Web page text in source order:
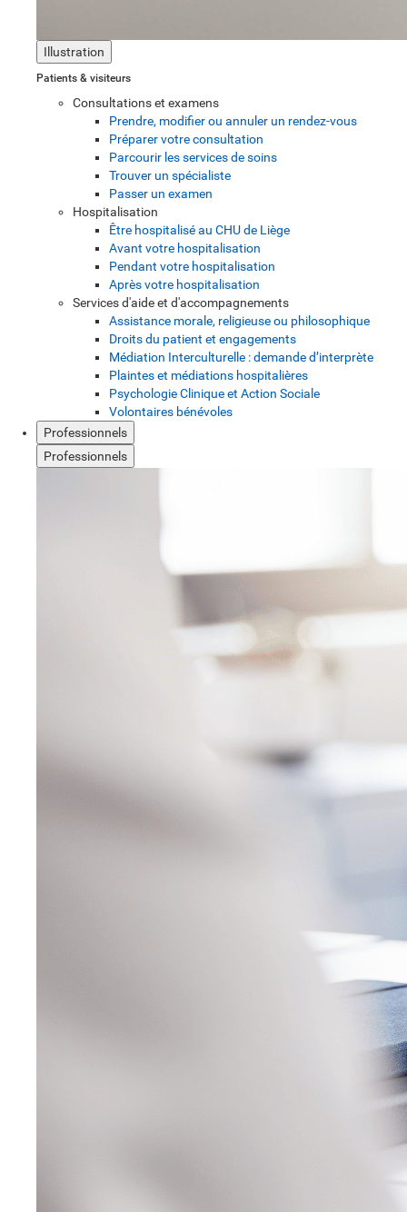
Illustration
Patients & visiteurs
Consultations et examens
Prendre, modifier ou annuler un rendez-vous
Préparer votre consultation
Parcourir les services de soins
Trouver un spécialiste
Passer un examen
Hospitalisation
Être hospitalisé au CHU de Liège
Avant votre hospitalisation
Pendant votre hospitalisation
Après votre hospitalisation
Services d'aide et d'accompagnements
Assistance morale, religieuse ou philosophique
Droits du patient et engagements
Médiation Interculturelle : demande d’interprète
Plaintes et médiations hospitalières
Psychologie Clinique et Action Sociale
Volontaires bénévoles
Professionnels
Professionnels